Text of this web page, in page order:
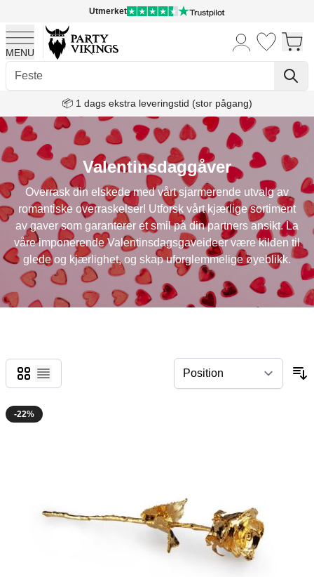
Utmerket
MENU
📦 1 dags ekstra leveringstid (stor pågang)
Skip to Content
Valentinsdaggåver
Overrask din elskede med vårt sjarmerende utvalg av
romantiske overraskelser! Utforsk vårt kjærlige sortiment
av gaver som garanterer et smil på din partners ansikt. La
våre imponerende Valentinsdagsgaveideer være kilden til
glede og kjærlighet, og skap uforglemmelige øyeblikk.
Grid
List
-22%